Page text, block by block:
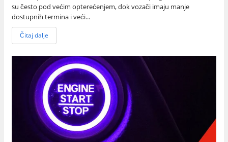
su često pod većim opterećenjem, dok vozači imaju manje
dostupnih termina i veći...
Čitaj dalje